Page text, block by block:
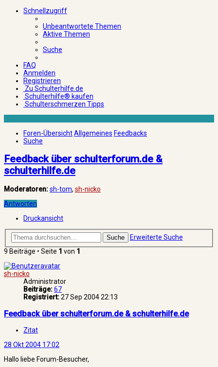
Schnellzugriff
Unbeantwortete Themen
Aktive Themen
Suche
FAQ
Anmelden
Registrieren
Zu Schulterhilfe.de
Schulterhilfe® kaufen
Schulterschmerzen Tipps
Foren-ÜbersichtAllgemeines Feedbacks
Suche
Feedback über schulterforum.de &
schulterhilfe.de
Moderatoren:sh-tom, sh-nicko
Antworten
Druckansicht
Suche
Erweiterte Suche
9 Beiträge • Seite 1 von 1
sh-nicko
Administrator
Beiträge:67
Registriert:27 Sep 2004 22:13
Feedback über schulterforum.de & schulterhilfe.de
Zitat
28 Okt 2004 17:02
Hallo liebe Forum-Besucher,